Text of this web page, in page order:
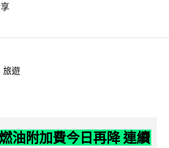
旅遊
油附加費今日再降 連續